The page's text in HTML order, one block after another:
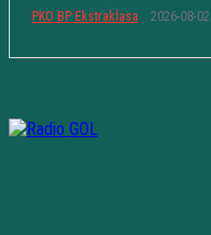
PKO BP Ekstraklasa 2026-08-02